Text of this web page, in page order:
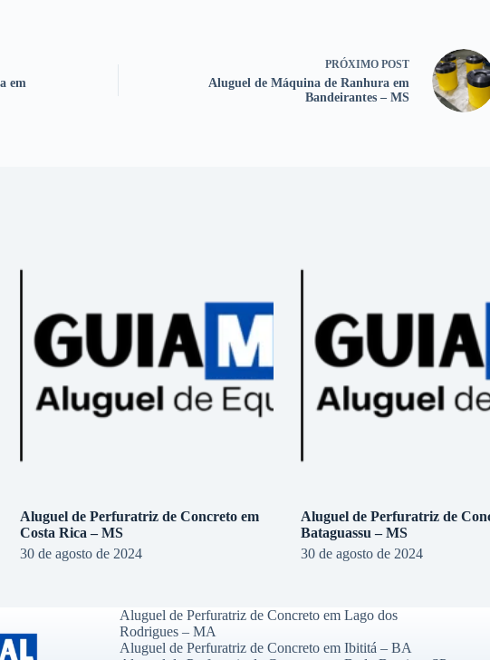
em
PRÓXIMO POST
Aluguel de Máquina de Ranhura em
Bandeirantes – MS
Aluguel de Perfuratriz de Concreto em
Costa Rica – MS
30 de agosto de 2024
Aluguel de Perfuratriz de
Bataguassu – MS
30 de agosto de 2024
Aluguel de Perfuratriz de Concreto em Lago dos
Rodrigues – MA
Aluguel de Perfuratriz de Concreto em Ibititá – BA